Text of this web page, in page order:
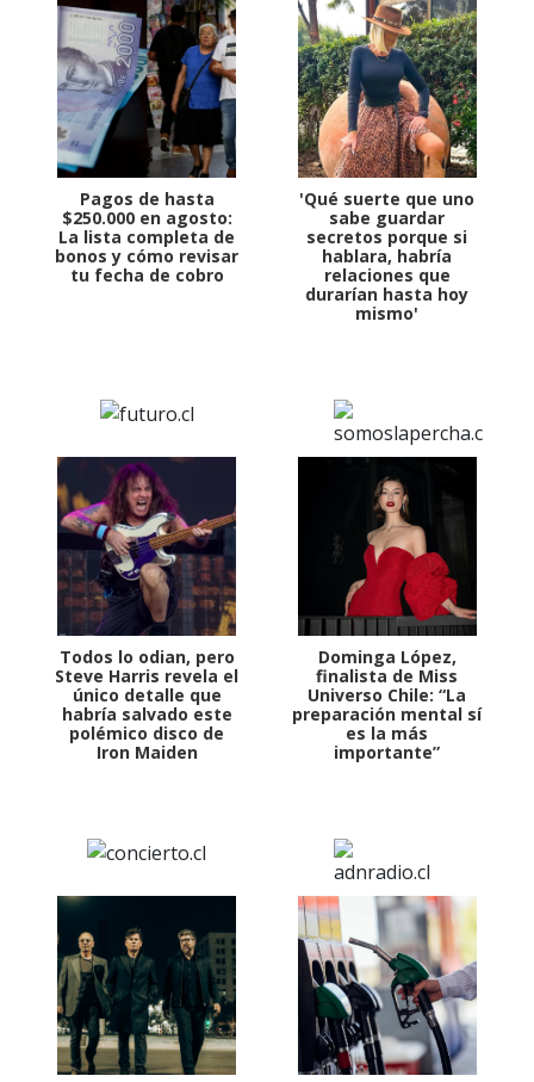
Pagos de hasta
$250.000 en agosto:
La lista completa de
bonos y cómo revisar
tu fecha de cobro
'Qué suerte que uno
sabe guardar
secretos porque si
hablara, habría
relaciones que
durarían hasta hoy
mismo'
Todos lo odian, pero
Steve Harris revela el
único detalle que
habría salvado este
polémico disco de
Iron Maiden
Dominga López,
finalista de Miss
Universo Chile: “La
preparación mental sí
es la más
importante”